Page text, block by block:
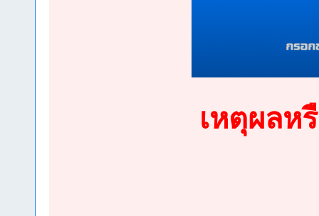
เหตุผลห